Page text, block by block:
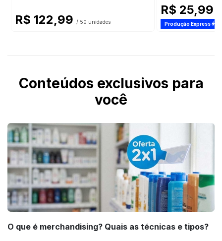
R$ 122,99 / 50 unidades
R$ 25,99
Produção Express
Conteúdos exclusivos para
você
O que é merchandising? Quais as técnicas e tipos?